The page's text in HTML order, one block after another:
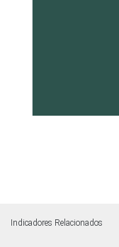
Indicadores Relacionados